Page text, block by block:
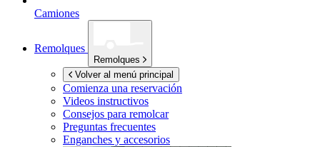
Camiones
Remolques
Remolques
Volver al menú principal
Comienza una reservación
Videos instructivos
Consejos para remolcar
Preguntas frecuentes
Enganches y accesorios